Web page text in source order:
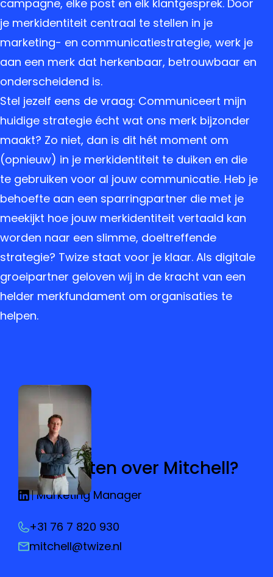
campagne, elke post en elk klantgesprek. Door
je merkidentiteit centraal te stellen in je
marketing- en communicatiestrategie, werk je
aan een merk dat herkenbaar, betrouwbaar en
onderscheidend is.
Stel jezelf eens de vraag: Communiceert mijn
huidige strategie écht wat ons merk bijzonder
maakt? Zo niet, dan is dit hét moment om
(opnieuw) in je merkidentiteit te duiken en die
te gebruiken voor al jouw communicatie. Heb je
behoefte aan een sparringpartner die met je
meekijkt hoe jouw merkidentiteit vertaald kan
worden naar een slimme, doeltreffende
strategie? Twize staat voor je klaar. Als digitale
groeipartner geloven wij in de kracht van een
helder merkfundament om organisaties te
helpen.
Meer weten over Mitchell?
Marketing Manager
+31 76 7 820 930
mitchell@twize.nl